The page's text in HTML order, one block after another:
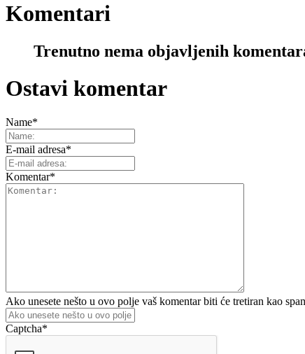
Komentari
Trenutno nema objavljenih
Ostavi komentar
Name*
E-mail adresa*
Komentar*
Ako unesete nešto u ovo polje vaš komentar biti će tretiran kao
Captcha*